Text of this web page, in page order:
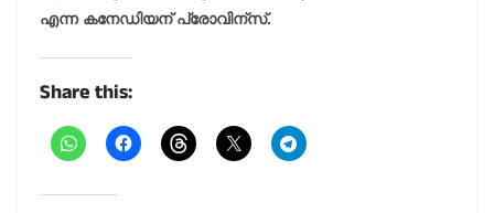
എന്ന കനേഡിയന് പ്രോവിന്സ്.
Share this: